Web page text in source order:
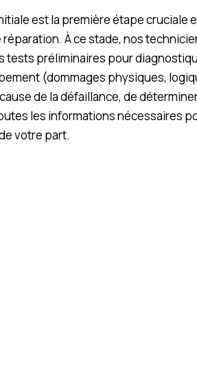
est la première étape cruciale
À ce stade, nos
tests préliminaires pour
(dommages physiques,
de la défaillance, de
les informations nécessaires
votre part.